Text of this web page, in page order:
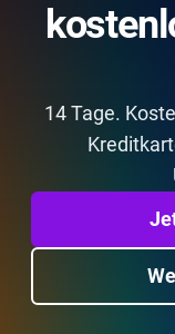
14 Tage.